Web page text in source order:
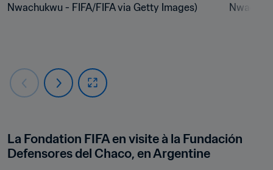
Nwachukwu - FIFA/FIFA via Getty Images)
La Fondation FIFA en visite à la Fundación
Defensores del Chaco, en Argentine